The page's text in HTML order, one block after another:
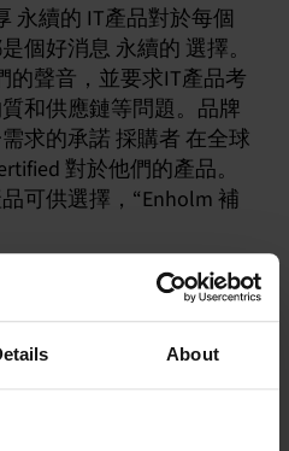
About
永續的 IT產品對於每個
個好消息 永續的 選擇。
的聲音，並要求IT產品考
和供應鏈等問題。品牌
求的承諾 採購者 在全球
對於他們的產品。
可供選擇，“Enholm 補
過10,000小時的開發標
家都會花費超過 20,000
鏈評估，以確保合規性
位置找到